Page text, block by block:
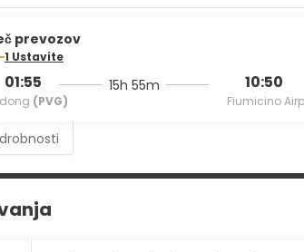
prevozov
1 Ustavite
01:55
(PVG)
15h 55m 10:50
Fiumicino